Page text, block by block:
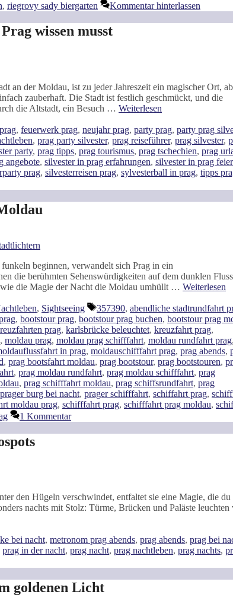
, riegrovy sady biergarten Kommentar hinterlassen
wissen musst
an der Moldau, ist zu jeder Jahreszeit ein magischer Ort,
zauberhaft. Die Stadt ist festlich geschmückt, und die
die Altstadt, ein Besuch … Weiterlesen
, feuerwerk prag, neujahr prag, party prag, party prag
, prag party silvester, prag reiseführer, prag silvester,
party, prag tipps, prag tourismus, prag tschechien, prag
angebote, silvester in prag erfahrungen, silvester in prag
prag, silvesterreisen prag, sylvesterball in prag, tipps
beginnen, verwandelt sich Prag in ein
die berühmten Sehenswürdigkeiten auf dem dunklen
die Magie der Nacht die Moldau umhüllt … Weiterlesen
, Sightseeing Schlagwörter
357390, abendliche stadtrundfahrt
, bootstour prag, bootstour prag buchen, bootstour prag
prag, karlsbrücke beleuchtet, kreuzfahrt prag,
, moldau prag, moldau prag schifffahrt, moldau rundfahrt prag,
in prag, moldauschifffahrt prag, prag abends,
, prag bootsfahrt moldau, prag bootstour, prag bootstouren,
, prag moldau rundfahrt, prag moldau schifffahrt, prag
, prag schifffahrt moldau, prag schiffsrundfahrt, prag
prager burg bei nacht, prager schifffahrt, schiffahrt prag,
moldau prag, schifffahrt prag, schifffahrt prag moldau,
1 Kommentar
den Hügeln verschwindet, entfaltet sie eine Magie, die du
nachts mit Stolz: Türme, Brücken und Paläste
bei nacht, metronom prag abends, prag abends, prag bei
prag in der nacht, prag nacht, prag nachtleben, prag nachts,
goldenen Licht